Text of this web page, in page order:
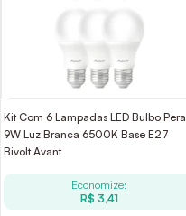
Kit Com 6 Lampadas LED Bulbo Pera
9W Luz Branca 6500K Base E27
Bivolt Avant
Economize:
R$ 3,41